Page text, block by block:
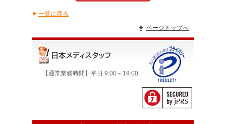
▲一覧に戻る
ページトップへ
【通常業務時間】平日 9:00～19:00